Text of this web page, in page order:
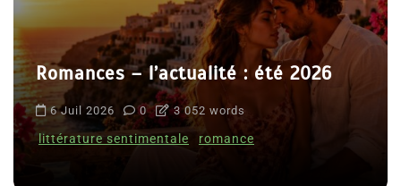
Romances – l’actualité : été 2026
6 Juil 2026 0 3 052 words
littérature sentimentale romance